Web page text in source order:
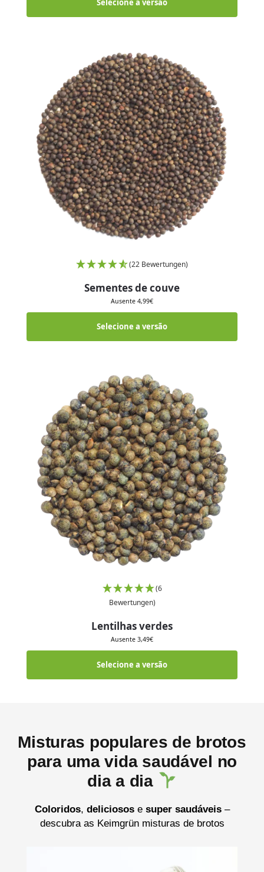
Selecione a versão
(22 Bewertungen)
Sementes de couve
Ausente 4,99€
Selecione a versão
(6
Bewertungen)
Lentilhas verdes
Ausente 3,49€
Selecione a versão
Misturas populares de brotos
para uma vida saudável no
dia a dia
Coloridos, deliciosose super saudáveis​​–
descubra as Keimgrün misturas de brotos